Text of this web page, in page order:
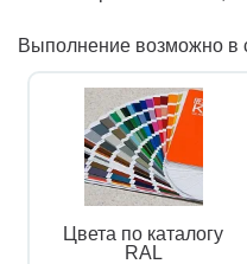
Выполнение возможно в
Цвета по каталогу
RAL